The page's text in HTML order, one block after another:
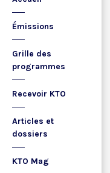
Émissions
Grille des
programmes
Recevoir KTO
Articles et
dossiers
KTO Mag